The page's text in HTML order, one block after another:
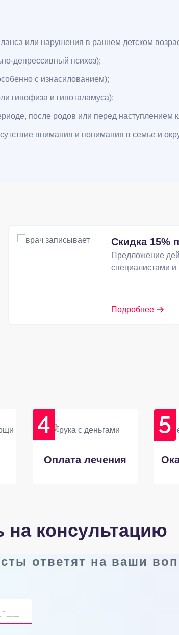
или нарушения в раннем детском
депрессивный психоз);
с изнасилованием);
гипофиза и гипоталамуса);
после родов или перед наступлением
внимания и понимания в семье и
Скидка 15%
Предложение
специалистами и
Подробнее
Оплата лечения
на консультацию
ответят на ваши